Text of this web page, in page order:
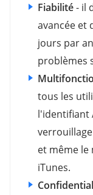
Fiabilité- il
avancée et
jours par
problèmes
tous les
l'identifiant
et même le
iTunes.